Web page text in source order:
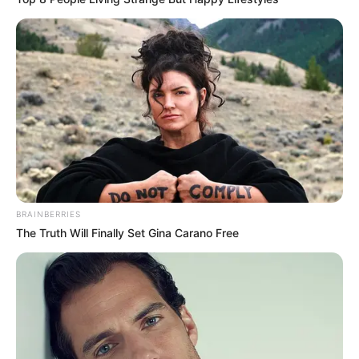
néhány mondat is, amelyet az édesapa fogalmazott
meg a sajtó és a hatalom viszonyáról.
Egy rövid nyilatkozat, amely sokáig velünk
maradhat
Magyar István megszólalása azért vált különösen
emlékezetessé, mert egy történelmi horderejű
napon hangzott el, közvetlenül azután, hogy új
politikai korszak kezdődött Magyarországon.
Amikor mindenki a győzelemről, az új hatalomról és
a nagy tervekről beszélt, ő a kontroll, a felelősség
és a kritika fontosságát emelte ki.
Könnyen lehet, hogy az a mondat, miszerint az új
kormányt is kíméletlenül kell bírálni, az előttünk álló
BRAINBERRIES
The Truth Will Finally Set Gina Carano Free